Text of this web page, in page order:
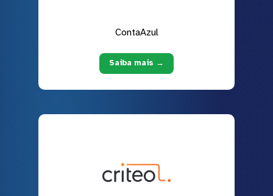
ContaAzul
Saiba mais →